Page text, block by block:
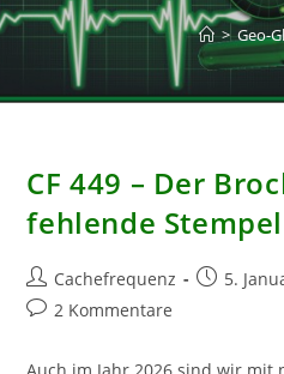
> Geo-
CF 449 – Der
fehlende
Beitrags-
Autor:
Cachefrequenz
Beitrag
5.
Beitrags-
2 Kommentare